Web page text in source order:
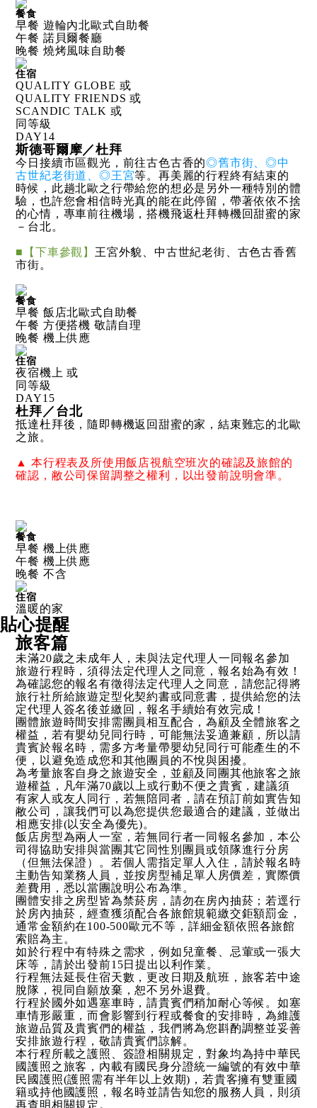
餐食
早餐 遊輪內北歐式自助餐
午餐 諾貝爾餐廳
晚餐 燒烤風味自助餐
住宿
QUALITY GLOBE 或
QUALITY FRIENDS 或
SCANDIC TALK 或
同等級
DAY14
斯德哥爾摩／杜拜
今日接續市區觀光，前往古色古香的◎舊市街、◎中
古世紀老街道、◎王宮等。再美麗的行程終有結束的
時候，此趟北歐之行帶給您的想必是另外一種特別的體
驗，也許您會相信時光真的能在此停留，帶著依依不捨
的心情，專車前往機場，搭機飛返杜拜轉機回甜蜜的家
－台北。
■【下車參觀】 王宮外貌、中古世紀老街、古色古香舊
市街。
餐食
早餐 飯店北歐式自助餐
午餐 方便搭機 敬請自理
晚餐 機上供應
住宿
夜宿機上 或
同等級
DAY15
杜拜／台北
抵達杜拜後，隨即轉機返回甜蜜的家，結束難忘的北歐
之旅。
▲ 本行程表及所使用飯店視航空班次的確認及旅館的
確認，敝公司保留調整之權利，以出發前說明會準。
餐食
早餐 機上供應
午餐 機上供應
晚餐 不含
住宿
溫暖的家
貼心提醒
旅客篇
未滿20歲之未成年人，未與法定代理人一同報名參加
旅遊行程時，須得法定代理人之同意，報名始為有效！
為確認您的報名有徵得法定代理人之同意，請您記得將
旅行社所給旅遊定型化契約書或同意書，提供給您的法
定代理人簽名後並繳回，報名手續始有效完成！
團體旅遊時間安排需團員相互配合，為顧及全體旅客之
權益，若有嬰幼兒同行時，可能無法妥適兼顧，所以請
貴賓於報名時，需多方考量帶嬰幼兒同行可能產生的不
便，以避免造成您和其他團員的不悅與困擾。
為考量旅客自身之旅遊安全，並顧及同團其他旅客之旅
遊權益，凡年滿70歲以上或行動不便之貴賓，建議須
有家人或友人同行，若無陪同者，請在預訂前如實告知
敝公司，讓我們可以為您提供您最適合的建議，並做出
相應安排(以安全為優先)。
飯店房型為兩人一室，若無同行者一同報名參加，本公
司得協助安排與當團其它同性別團員或領隊進行分房
（但無法保證）。若個人需指定單人入住，請於報名時
主動告知業務人員，並按房型補足單人房價差，實際價
差費用，悉以當團說明公布為準。
團體安排之房型皆為禁菸房，請勿在房內抽菸；若逕行
於房內抽菸，經查獲須配合各旅館規範繳交鉅額罰金，
通常金額約在100-500歐元不等，詳細金額依照各旅館
索賠為主。
如於行程中有特殊之需求，例如兒童餐、忌葷或一張大
床等，請於出發前15日提出以利作業。
行程無法延長住宿天數，更改日期及航班，旅客若中途
脫隊，視同自願放棄，恕不另外退費。
行程於國外如遇塞車時，請貴賓們稍加耐心等候。如塞
車情形嚴重，而會影響到行程或餐食的安排時，為維護
旅遊品質及貴賓們的權益，我們將為您斟酌調整並妥善
安排旅遊行程，敬請貴賓們諒解。
本行程所載之護照、簽證相關規定，對象均為持中華民
國護照之旅客，內載有國民身分證統一編號的有效中華
民國護照(護照需有半年以上效期)，若貴客擁有雙重國
籍或持他國護照，報名時並請告知您的服務人員，則須
再查明相關規定。